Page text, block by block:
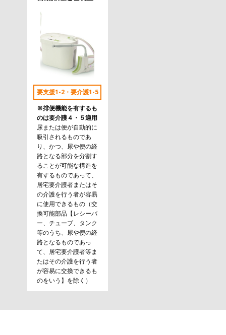
要支援1-2・要介護1-5
※排便機能を有するも
のは要介護４・５適用
尿または便が自動的に
吸引されるものであ
り、かつ、尿や便の経
路となる部分を分割す
ることが可能な構造を
有するものであって、
居宅要介護者またはそ
の介護を行う者が容易
に使用できるもの（交
換可能部品【レシーバ
ー、チューブ、タンク
等のうち、尿や便の経
路となるものであっ
て、居宅要介護者等ま
たはその介護を行う者
が容易に交換できるも
のをいう】を除く）